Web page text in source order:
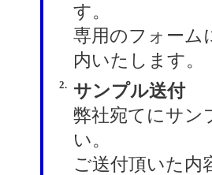
す。
専用のフォーム
内いたします。
2. サンプル送付
弊社宛てにサン
い。
ご送付頂いた内